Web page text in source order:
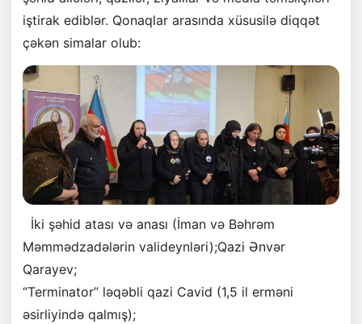
iştirak ediblər. Qonaqlar arasında xüsusilə diqqət
çəkən simalar olub:
İki şəhid atası və anası (İman və Bəhrəm
Məmmədzadələrin valideynləri);Qazi Ənvər
Qarayev;
“Terminator” ləqəbli qazi Cavid (1,5 il erməni
əsirliyində qalmış);